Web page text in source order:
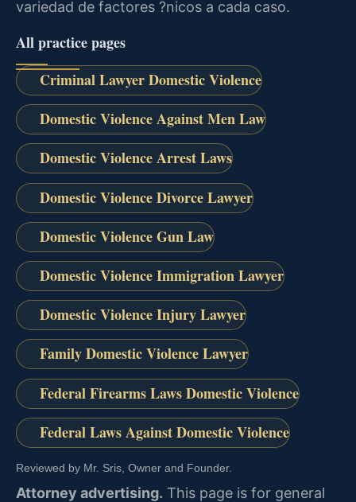
variedad de factores ?nicos a cada caso.
All practice pages
Criminal Lawyer Domestic Violence
Domestic Violence Against Men Law
Domestic Violence Arrest Laws
Domestic Violence Divorce Lawyer
Domestic Violence Gun Law
Domestic Violence Immigration Lawyer
Domestic Violence Injury Lawyer
Family Domestic Violence Lawyer
Federal Firearms Laws Domestic Violence
Federal Laws Against Domestic Violence
Reviewed by Mr. Sris, Owner and Founder.
Attorney advertising. This page is for general